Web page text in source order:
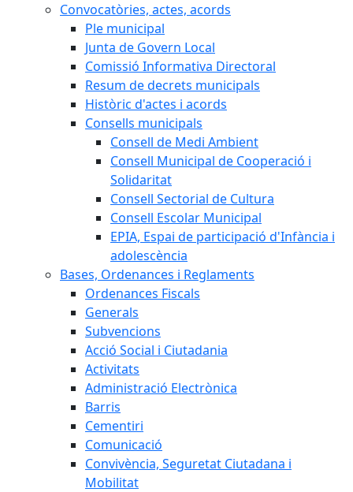
Convocatòries, actes, acords
Ple municipal
Junta de Govern Local
Comissió Informativa Directoral
Resum de decrets municipals
Històric d'actes i acords
Consells municipals
Consell de Medi Ambient
Consell Municipal de Cooperació i
Solidaritat
Consell Sectorial de Cultura
Consell Escolar Municipal
EPIA, Espai de participació d'Infància i
adolescència
Bases, Ordenances i Reglaments
Ordenances Fiscals
Generals
Subvencions
Acció Social i Ciutadania
Activitats
Administració Electrònica
Barris
Cementiri
Comunicació
Convivència, Seguretat Ciutadana i
Mobilitat